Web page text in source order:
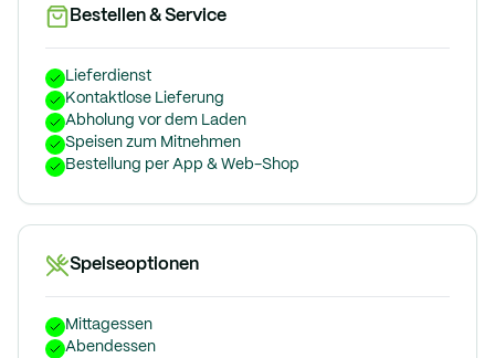
Bestellen & Service
Lieferdienst
Kontaktlose Lieferung
Abholung vor dem Laden
Speisen zum Mitnehmen
Bestellung per App & Web-Shop
Speiseoptionen
Mittagessen
Abendessen